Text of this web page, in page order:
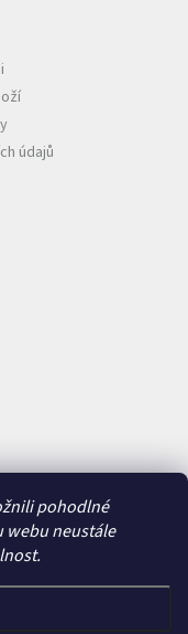
pohodlné
webu neustále
údajů